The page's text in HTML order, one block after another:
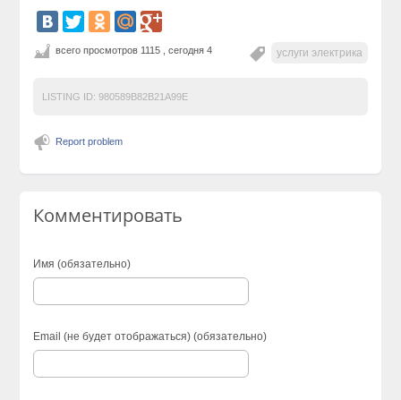
услуги электрика
всего просмотров 1115 , сегодня 4
LISTING ID: 980589B82B21A99E
Report problem
Комментировать
Имя (обязательно)
Email (не будет отображаться) (обязательно)